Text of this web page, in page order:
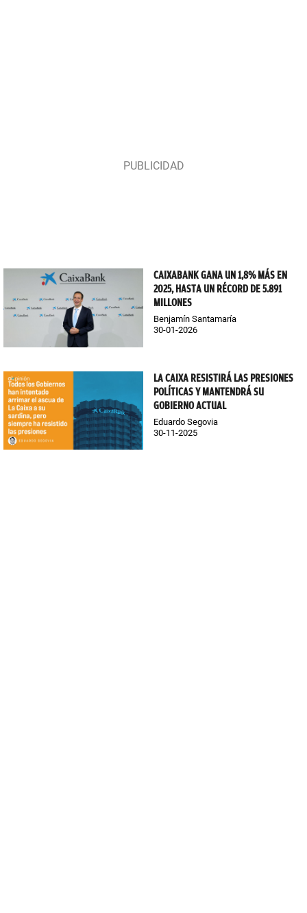
CAIXABANK GANA UN 1,8% MÁS EN
2025, HASTA UN RÉCORD DE 5.891
MILLONES
Benjamín Santamaría
30-01-2026
LA CAIXA RESISTIRÁ LAS PRESIONES
POLÍTICAS Y MANTENDRÁ SU
GOBIERNO ACTUAL
Eduardo Segovia
30-11-2025